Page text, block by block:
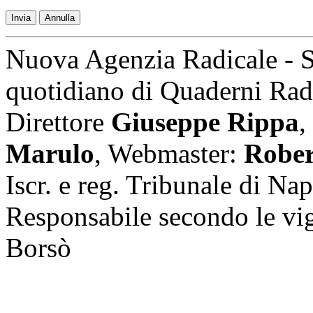
Invia Annulla
Nuova Agenzia Radicale -
quotidiano di Quaderni
Direttore Giuseppe Rippa,
Marulo, Webmaster:
Iscr. e reg. Tribunale di
Responsabile secondo le
Borsò